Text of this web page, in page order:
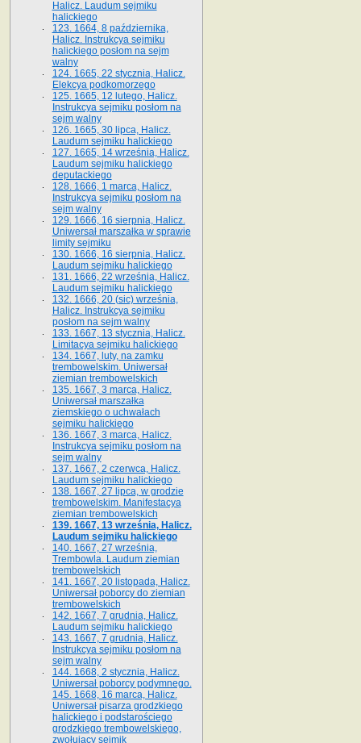
Halicz. Laudum sejmiku
halickiego
123. 1664, 8 października,
Halicz. Instrukcya sejmiku
halickiego posłom na sejm
walny
124. 1665, 22 stycznia, Halicz.
Elekcya podkomorzego
125. 1665, 12 lutego, Halicz.
Instrukcya sejmiku posłom na
sejm walny
126. 1665, 30 lipca, Halicz.
Laudum sejmiku halickiego
127. 1665, 14 września, Halicz.
Laudum sejmiku halickiego
deputackiego
128. 1666, 1 marca, Halicz.
Instrukcya sejmiku posłom na
sejm walny
129. 1666, 16 sierpnia, Halicz.
Uniwersał marszałka w sprawie
limity sejmiku
130. 1666, 16 sierpnia, Halicz.
Laudum sejmiku halickiego
131. 1666, 22 września, Halicz.
Laudum sejmiku halickiego
132. 1666, 20 (sic) września,
Halicz. Instrukcya sejmiku
posłom na sejm walny
133. 1667, 13 stycznia, Halicz.
Limitacya sejmiku halickiego
134. 1667, luty, na zamku
trembowelskim. Uniwersał
ziemian trembowelskich
135. 1667, 3 marca, Halicz.
Uniwersał marszałka
ziemskiego o uchwałach
sejmiku halickiego
136. 1667, 3 marca, Halicz.
Instrukcya sejmiku posłom na
sejm walny
137. 1667, 2 czerwca, Halicz.
Laudum sejmiku halickiego
138. 1667, 27 lipca, w grodzie
trembowelskim. Manifestacya
ziemian trembowelskich
139. 1667, 13 września, Halicz.
Laudum sejmiku halickiego
140. 1667, 27 września,
Trembowla. Laudum ziemian
trembowelskich
141. 1667, 20 listopada, Halicz.
Uniwersał poborcy do ziemian
trembowelskich
142. 1667, 7 grudnia, Halicz.
Laudum sejmiku halickiego
143. 1667, 7 grudnia, Halicz.
Instrukcya sejmiku posłom na
sejm walny
144. 1668, 2 stycznia, Halicz.
Uniwersał poborcy podymnego.
145. 1668, 16 marca, Halicz.
Uniwersał pisarza grodzkiego
halickiego i podstarościego
grodzkiego trembowelskiego,
zwołujący sejmik